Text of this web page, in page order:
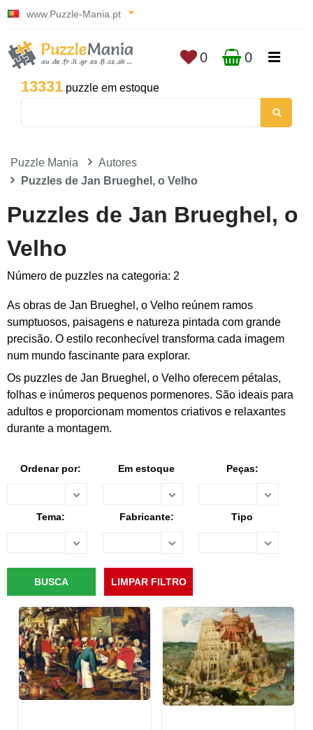
www.Puzzle-Mania.pt
13331 puzzle em estoque
0 0
Puzzle Mania
Autores
Puzzles de Jan Brueghel, o Velho
Puzzles de Jan Brueghel, o
Velho
Número de puzzles na categoria: 2
As obras de Jan Brueghel, o Velho reúnem ramos
sumptuosos, paisagens e natureza pintada com grande
precisão. O estilo reconhecível transforma cada imagem
num mundo fascinante para explorar.
Os puzzles de Jan Brueghel, o Velho oferecem pétalas,
folhas e inúmeros pequenos pormenores. São ideais para
adultos e proporcionam momentos criativos e relaxantes
durante a montagem.
Ordenar por: Em estoque Peças:
Tema: Fabricante: Tipo